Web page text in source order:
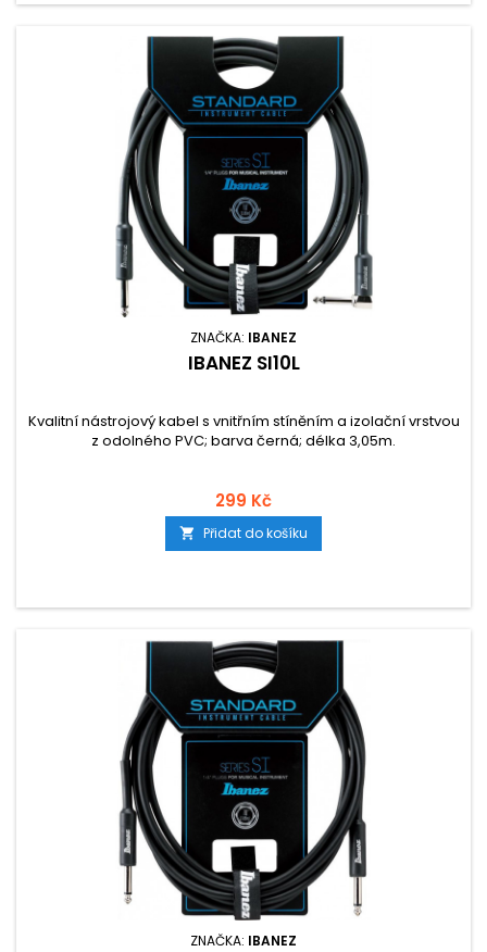
ZNAČKA: IBANEZ
IBANEZ SI10L
Kvalitní nástrojový kabel s vnitřním stíněním a izolační vrstvou
z odolného PVC; barva černá; délka 3,05m.
299 Kč
 Přidat do košíku
ZNAČKA: IBANEZ